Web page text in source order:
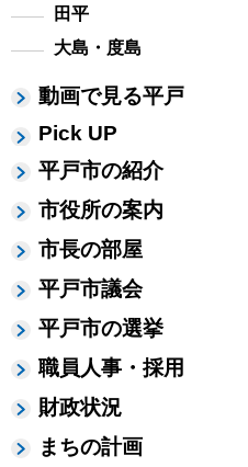
田平
大島・度島
動画で見る平戸
Pick UP
平戸市の紹介
市役所の案内
市長の部屋
平戸市議会
平戸市の選挙
職員人事・採用
財政状況
まちの計画